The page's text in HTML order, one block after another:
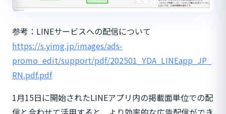
参考：LINEサービスへの配信について
https://s.yimg.jp/images/ads-
promo_edit/support/pdf/202501_YDA_LINEapp_JP_
RN.pdf.pdf
1月15日に開始されたLINEアプリ内の掲載面単位での配